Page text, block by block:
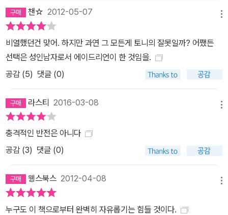
따질 때, 반스의 이 최신작이 비슷한 길이의 노벨라(경장편)인 헨리
제임스의 『나사의 회전』에 필적하는 작품이라고 말한다. 불완전하고
곡을 탐색하고, 마침내 진실이 모습을 드러낼 때 묵직한 울림을 전한
다는 점에서다. 주인공인 토니 웹스터는 문학사史상 가장 신뢰할 수
없는 주인공 중 하나다. 그는 마음에 스친 불쾌한 인상 하나 때문에,
혹은 돌연히 마음에 깃든 한 점 의심의 그림자로 인해 주변 사람들을
곡해하고, 그들의 뜻을 왜곡하여 독자에게 전한다. 그로 인해 소설의
절반쯤 지나게 되면, 읽는 이는 토니 웹스터의 시각을 온전히 믿지 못
하고 작품 행간에 숨겨진 뜻을 독자적이고 객관적인 시점으로 읽지
않을 수 없다. 그리고 마지막 페이지를 덮으며 그의 운명을 생각할 때,
이토록 단점이 많은, 그러나 우리 자신과 닮은 ‘대부분의 인생’을 동정
하고 위로하지 않을 수 없다. 이 작품의 테마인 ‘왜곡된 기억’은 줄리
언 반스가 논픽션인 『두려워할 것은 없다』에서 철학자인 자신의 형
조너선 반스와의 쉽지 않은 관계에 대해 이야기하면서 다루었던 주제
챈☆ 2012-05-07
비열했던건 맞어. 하지만 과연 그 모든게 토니의 잘못일까? 어쨌든
선택은 성인남자로서 에이드리언이 한 것임을.
공감 (5) 댓글 (0)
라스티 2016-03-08
충격적인 반전은 아니다
공감 (3) 댓글 (0)
웽스북스 2012-04-08
누구도 이 책으로부터 완벽히 자유롭기는 힘들 것이다.